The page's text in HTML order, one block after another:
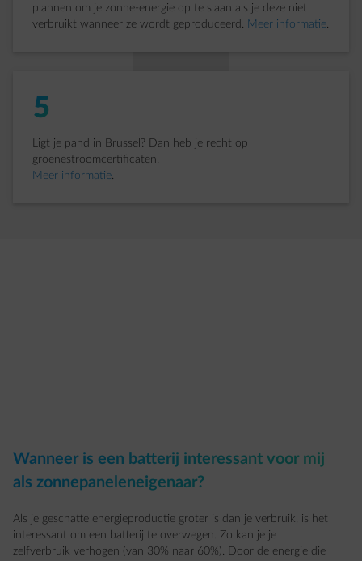
plannen om je zonne-energie op te slaan als je deze niet
verbruikt wanneer ze wordt geproduceerd. Meer informatie.
5
Ligt je pand in Brussel? Dan heb je recht op
groenestroomcertificaten.
Meer informatie.
Wanneer is een batterij interessant voor mij
als zonnepaneleneigenaar?
Als je geschatte energieproductie groter is dan je verbruik, is het
interessant om een batterij te overwegen. Zo kan je je
zelfverbruik verhogen (van 30% naar 60%). Door de energie die